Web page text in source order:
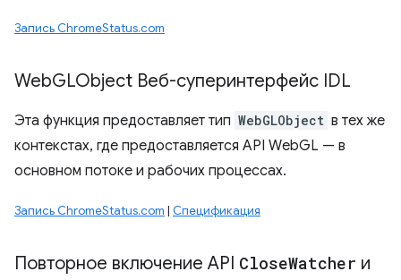
Запись ChromeStatus.com
WebGLObject Веб-суперинтерфейс IDL
Эта функция предоставляет тип WebGLObject в тех же
контекстах, где предоставляется API WebGL — в
основном потоке и рабочих процессах.
Запись ChromeStatus.com | Спецификация
Повторное включение API CloseWatcher и